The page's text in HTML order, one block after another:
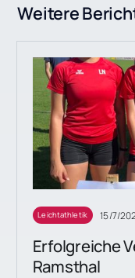
Weitere
Leichtathletik 15/7/
Erfolgreiche
Ramsthal